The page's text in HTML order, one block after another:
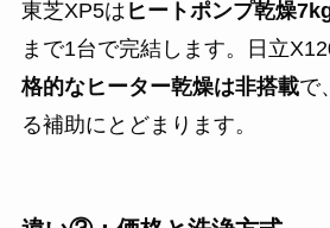
東芝XP5は ヒートポンプ乾燥
まで1台で完結します。日立
格的なヒーター乾燥は非搭載で
る補助にとどまります。